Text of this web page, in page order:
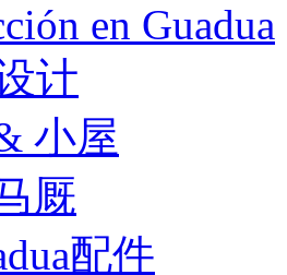
en Guadua
计
小屋
厩
配件